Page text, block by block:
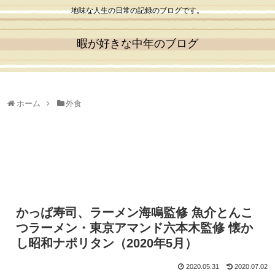
地味な人生の日常の記録のブログです。
暇が好きな中年のブログ
ホーム 外食
かっぱ寿司、ラーメン海鳴監修 魚介とんこ
つラーメン・東京アマンド六本木監修 懐か
し昭和ナポリタン（2020年5月）
2020.05.31 2020.07.02